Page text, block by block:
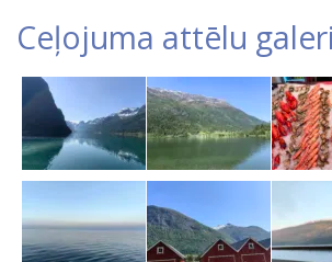
Ceļojuma attēlu